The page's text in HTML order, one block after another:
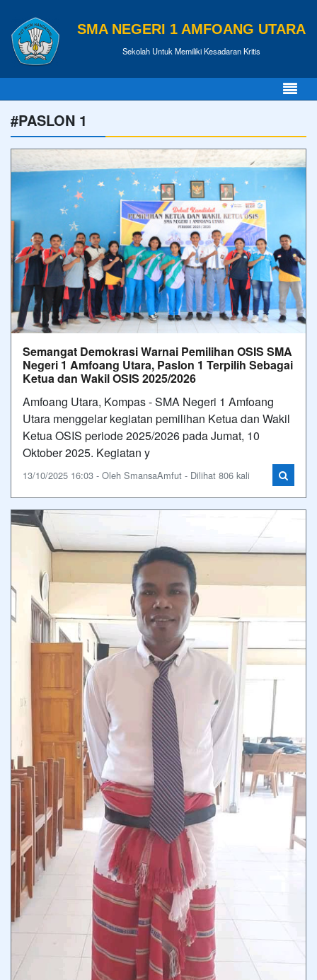
SMA NEGERI 1 AMFOANG UTARA
Sekolah Untuk Memiliki Kesadaran Kritis
#PASLON 1
Semangat Demokrasi Warnai Pemilihan OSIS SMA
Negeri 1 Amfoang Utara, Paslon 1 Terpilih Sebagai
Ketua dan Wakil OSIS 2025/2026
Amfoang Utara, Kompas - SMA Negeri 1 Amfoang
Utara menggelar kegiatan pemilihan Ketua dan Wakil
Ketua OSIS periode 2025/2026 pada Jumat, 10
Oktober 2025. Kegiatan y
13/10/2025 16:03 - Oleh SmansaAmfut - Dilihat 806 kali